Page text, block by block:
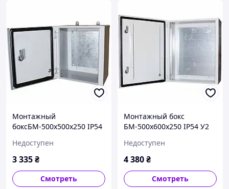
Монтажный
боксБМ-500х500х250 IP54
Недоступен
3 335₴
Смотреть
Монтажный бокс
БМ-500х600х250 IP54 У2
Недоступен
4 380₴
Смотреть